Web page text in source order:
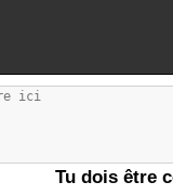
Tu dois être